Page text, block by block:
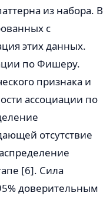
из набора. В
с
этих данных.
по Фишеру.
признака и
ассоциации по
отсутствие
[6]. Сила
доверительным